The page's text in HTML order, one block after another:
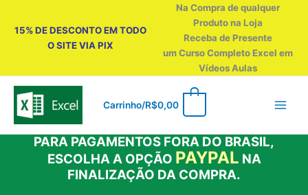
15% DE DESCONTO EM TODO
O SITE VIA PIX
Na Compra de qualquer
Produto na Loja
Receba de Presente
um Curso Completo Excel em
Vídeos Aulas
Carrinho/R$0,00
PARA PAGAMENTOS FORA DO BRASIL,
ESCOLHA A OPÇÃO PAYPAL NA
FINALIZAÇÃO DA COMPRA.